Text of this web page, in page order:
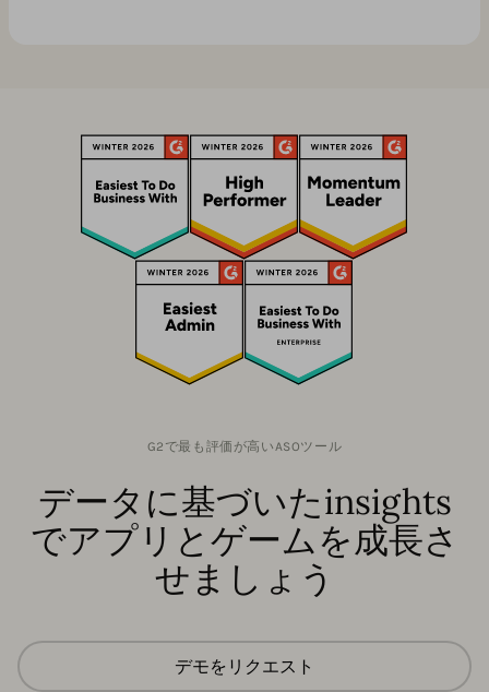
G2で最も評価が高いASOツール
データに基づいたinsights
でアプリとゲームを成長さ
せましょう
デモをリクエスト